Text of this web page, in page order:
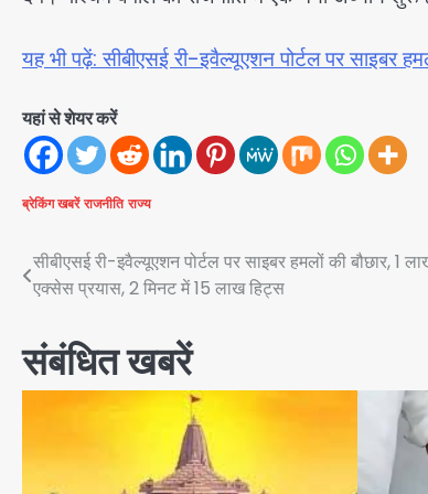
यह भी पढ़ें: सीबीएसई री-इवैल्यूएशन पोर्टल पर
यहां से शेयर करें
ब्रेकिंग खबरें राजनीति राज्य
Post
navigation
सीबीएसई री-इवैल्यूएशन पोर्टल पर साइबर हमलों की बौछार, 1
एक्सेस प्रयास, 2 मिनट में 15 लाख हिट्स
संबंधित खबरें